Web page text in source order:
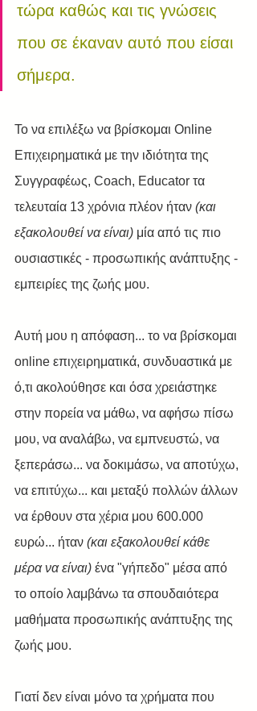
τώρα καθώς και τις γνώσεις
που σε έκαναν αυτό που είσαι
σήμερα.
Το να επιλέξω να βρίσκομαι Online
Επιχειρηματικά με την ιδιότητα της
Συγγραφέως, Coach, Educator τα
τελευταία 13 χρόνια πλέον ήταν (και
εξακολουθεί να είναι) μία από τις πιο
ουσιαστικές - προσωπικής ανάπτυξης -
εμπειρίες της ζωής μου.
Αυτή μου η απόφαση... το να βρίσκομαι
online επιχειρηματικά, συνδυαστικά με
ό,τι ακολούθησε και όσα χρειάστηκε
στην πορεία να μάθω, να αφήσω πίσω
μου, να αναλάβω, να εμπνευστώ, να
ξεπεράσω... να δοκιμάσω, να αποτύχω,
να επιτύχω... και μεταξύ πολλών άλλων
να έρθουν στα χέρια μου 600.000
ευρώ... ήταν (και εξακολουθεί κάθε
μέρα να είναι) ένα "γήπεδο" μέσα από
το οποίο λαμβάνω τα σπουδαιότερα
μαθήματα προσωπικής ανάπτυξης της
ζωής μου.
Γιατί δεν είναι μόνο τα χρήματα που